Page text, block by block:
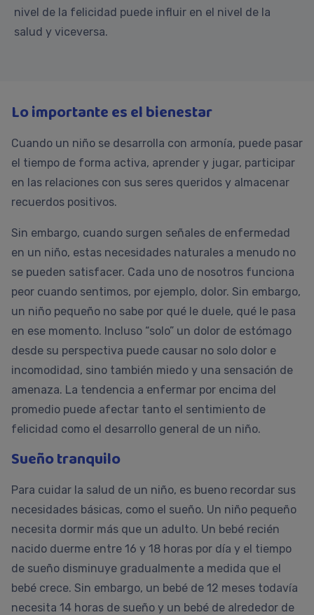
nivel de la felicidad puede influir en el nivel de la
salud y viceversa.
Lo importante es el bienestar
Cuando un niño se desarrolla con armonía, puede pasar
el tiempo de forma activa, aprender y jugar, participar
en las relaciones con sus seres queridos y almacenar
recuerdos positivos.
Sin embargo, cuando surgen señales de enfermedad
en un niño, estas necesidades naturales a menudo no
se pueden satisfacer. Cada uno de nosotros funciona
peor cuando sentimos, por ejemplo, dolor. Sin embargo,
un niño pequeño no sabe por qué le duele, qué le pasa
en ese momento. Incluso “solo” un dolor de estómago
desde su perspectiva puede causar no solo dolor e
incomodidad, sino también miedo y una sensación de
amenaza. La tendencia a enfermar por encima del
promedio puede afectar tanto el sentimiento de
felicidad como el desarrollo general de un niño.
Sueño tranquilo
Para cuidar la salud de un niño, es bueno recordar sus
necesidades básicas, como el sueño. Un niño pequeño
necesita dormir más que un adulto. Un bebé recién
nacido duerme entre 16 y 18 horas por día y el tiempo
de sueño disminuye gradualmente a medida que el
bebé crece. Sin embargo, un bebé de 12 meses todavía
necesita 14 horas de sueño y un bebé de alrededor de